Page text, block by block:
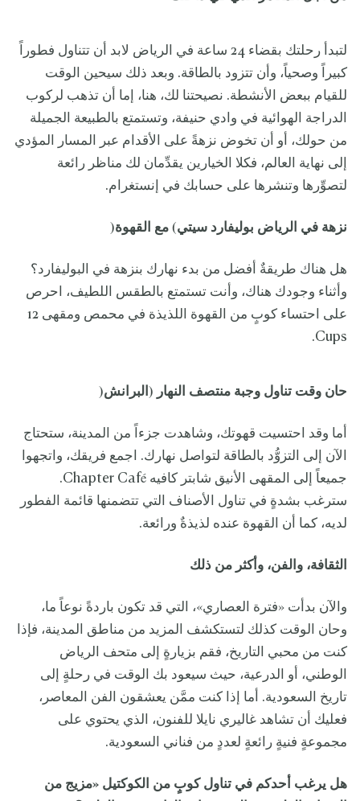
لتبدأ رحلتك بقضاء 24 ساعة في الرياض لابد أن تتناول فطوراً
كبيراً وصحياً، وأن تتزود بالطاقة. وبعد ذلك سيحين الوقت
للقيام ببعض الأنشطة. نصيحتنا لك، هنا، إما أن تذهب لركوب
الدراجة الهوائية في وادي حنيفة، وتستمتع بالطبيعة الجميلة
من حولك، أو أن تخوض نزهةً على الأقدام عبر المسار المؤدي
إلى نهاية العالم، فكلا الخيارين يقدِّمان لك مناظر رائعة
لتصوِّرها وتنشرها على حسابك في إنستغرام.
نزهة في الرياض بوليفارد سيتي) مع القهوة(
هل هناك طريقةٌ أفضل من بدء نهارك بنزهة في البوليفارد؟
وأثناء وجودك هناك، وأنت تستمتع بالطقس اللطيف، احرص
على احتساء كوبٍ من القهوة اللذيذة في محمص ومقهى 12
Cups.
حان وقت تناول وجبة منتصف النهار (البرانش(
أما وقد احتسيت قهوتك، وشاهدت جزءاً من المدينة، ستحتاج
الآن إلى التزوُّد بالطاقة لتواصل نهارك. اجمع فريقك، واتجهوا
جميعاً إلى المقهى الأنيق شابتر كافيه Chapter Café.
سترغب بشدةٍ في تناول الأصناف التي تتضمنها قائمة الفطور
لديه، كما أن القهوة عنده لذيذةٌ ورائعة.
الثقافة، والفن، وأكثر من ذلك
والآن بدأت «فترة العصاري»، التي قد تكون باردةً نوعاً ما،
وحان الوقت كذلك لتستكشف المزيد من مناطق المدينة، فإذا
كنت من محبي التاريخ، فقم بزيارةٍ إلى متحف الرياض
الوطني، أو الدرعية، حيث سيعود بك الوقت في رحلةٍ إلى
تاريخ السعودية. أما إذا كنت ممَّن يعشقون الفن المعاصر،
فعليك أن تشاهد غاليري نايلا للفنون، الذي يحتوي على
مجموعةٍ فنيةٍ رائعةٍ لعددٍ من فناني السعودية.
هل يرغب أحدكم في تناول كوبٍ من الكوكتيل «مزيج من